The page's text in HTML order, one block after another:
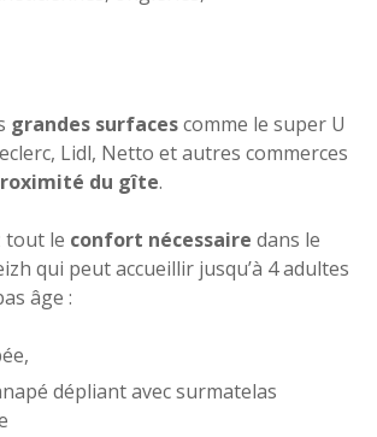
grandes surfacescomme le super U
Lidl, Netto et autres commerces
du gîte.
tout le confort nécessaire dans le
qui peut accueillir jusqu’à 4 adultes
âge :
dépliant avec surmatelas